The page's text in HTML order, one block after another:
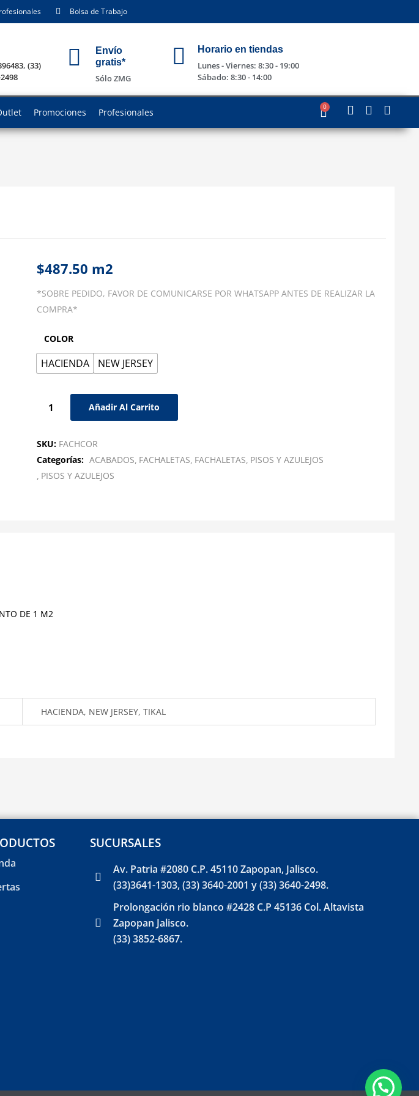
Bolsa de Trabajo
, (33)
Envío
gratis*
Sólo ZMG
Horario en tiendas
Lunes - Viernes: 8:30 - 19:00
Sábado: 8:30 - 14:00
Promociones Profesionales 0
$487.50 m2
*SOBRE PEDIDO, FAVOR DE COMUNICARSE POR WHATSAPP ANTES DE REALIZAR LA
COMPRA*
COLOR
HACIENDA NEW JERSEY
Añadir Al Carrito
SKU: FACHCOR
Categorías: ACABADOS FACHALETAS FACHALETAS PISOS Y AZULEJOS
PISOS Y AZULEJOS
DE 1 M2
HACIENDA, NEW JERSEY, TIKAL
SUCURSALES
Av. Patria #2080 C.P. 45110 Zapopan, Jalisco.
(33)3641-1303, (33) 3640-2001 y (33) 3640-2498.
Prolongación rio blanco #2428 C.P 45136 Col. Altavista
Zapopan Jalisco.
(33) 3852-6867.